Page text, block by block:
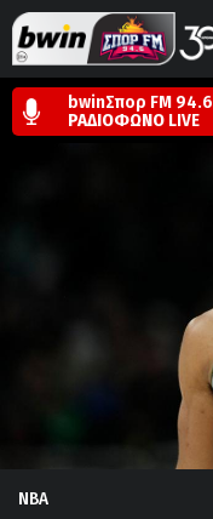
bwinΣπορ FM 94.6
ΡΑΔΙΟΦΩΝΟ LIVE
NBA